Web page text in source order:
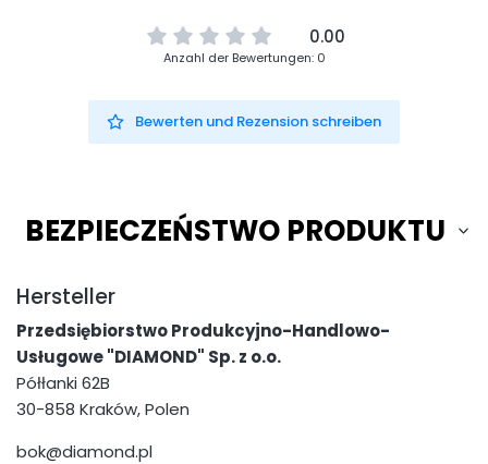
0.00
Anzahl der Bewertungen: 0
Bewerten und Rezension schreiben
BEZPIECZEŃSTWO PRODUKTU
Hersteller
Przedsiębiorstwo Produkcyjno-Handlowo-
Usługowe "DIAMOND" Sp. z o.o.
Półłanki 62B
30-858 Kraków, Polen
bok@diamond.pl